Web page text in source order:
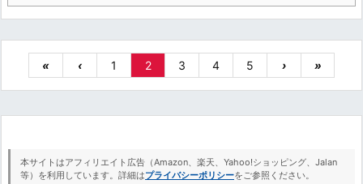
« ‹ 1 2 3 4 5 › »
本サイトはアフィリエイト広告（Amazon、楽天、Yahoo!ショッピング、Jalan
等）を利用しています。詳細はプライバシーポリシーをご参照ください。